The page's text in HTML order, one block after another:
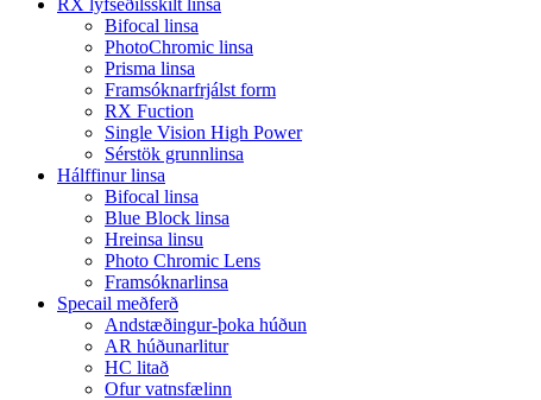
Bifocal linsa
PhotoChromic linsa
Prisma linsa
Framsóknarfrjálst form
RX Fuction
Single Vision High Power
Sérstök grunnlinsa
Hálffinur linsa
Bifocal linsa
Blue Block linsa
Hreinsa linsu
Photo Chromic Lens
Framsóknarlinsa
Specail meðferð
Andstæðingur-þoka húðun
AR húðunarlitur
HC litað
Ofur vatnsfælinn